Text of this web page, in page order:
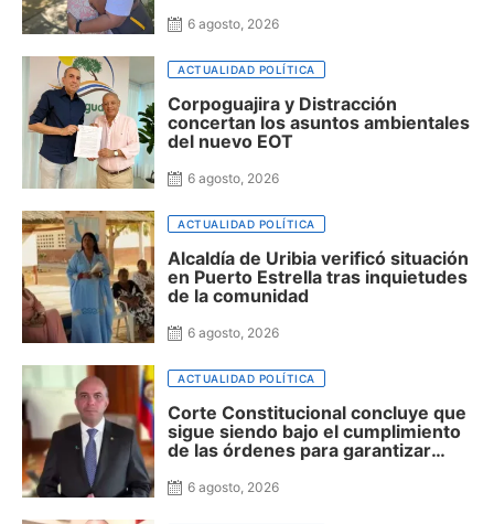
6 agosto, 2026
ACTUALIDAD POLÍTICA
Corpoguajira y Distracción
concertan los asuntos ambientales
del nuevo EOT
6 agosto, 2026
ACTUALIDAD POLÍTICA
Alcaldía de Uribia verificó situación
en Puerto Estrella tras inquietudes
de la comunidad
6 agosto, 2026
ACTUALIDAD POLÍTICA
Corte Constitucional concluye que
sigue siendo bajo el cumplimiento
de las órdenes para garantizar
6 agosto, 2026